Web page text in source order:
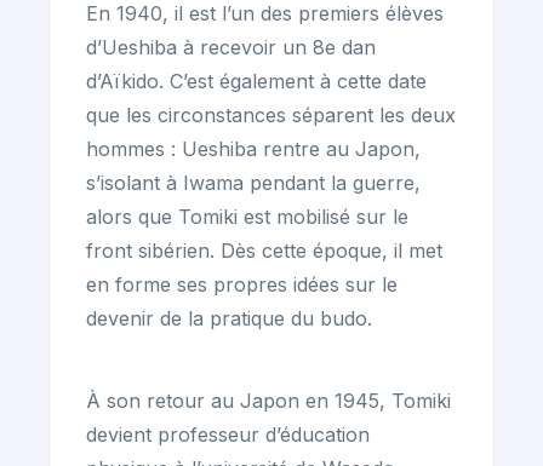
En 1940, il est l’un des premiers élèves
d’Ueshiba à recevoir un 8e dan
d’Aïkido. C’est également à cette date
que les circonstances séparent les deux
hommes : Ueshiba rentre au Japon,
s’isolant à Iwama pendant la guerre,
alors que Tomiki est mobilisé sur le
front sibérien. Dès cette époque, il met
en forme ses propres idées sur le
devenir de la pratique du budo.
À son retour au Japon en 1945, Tomiki
devient professeur d’éducation